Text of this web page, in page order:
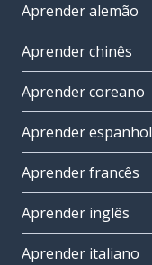
Aprender alemão
Aprender chinês
Aprender coreano
Aprender espanhol
Aprender francês
Aprender inglês
Aprender italiano